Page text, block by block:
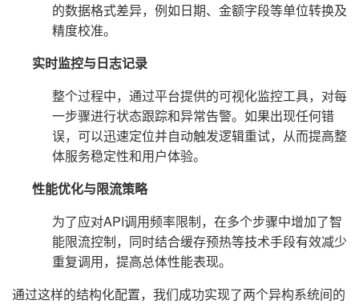
的数据格式差异，例如日期、金额字段等单位转换及
精度校准。
实时监控与日志记录
整个过程中，通过平台提供的可视化监控工具，对每
一步骤进行状态跟踪和异常告警。如果出现任何错
误，可以迅速定位并自动触发逻辑重试，从而提高整
体服务稳定性和用户体验。
性能优化与限流策略
为了应对API调用频率限制，在多个步骤中增加了智
能限流控制，同时结合缓存预热等技术手段有效减少
重复调用，提高总体性能表现。
通过这样的结构化配置，我们成功实现了两个异构系统间的